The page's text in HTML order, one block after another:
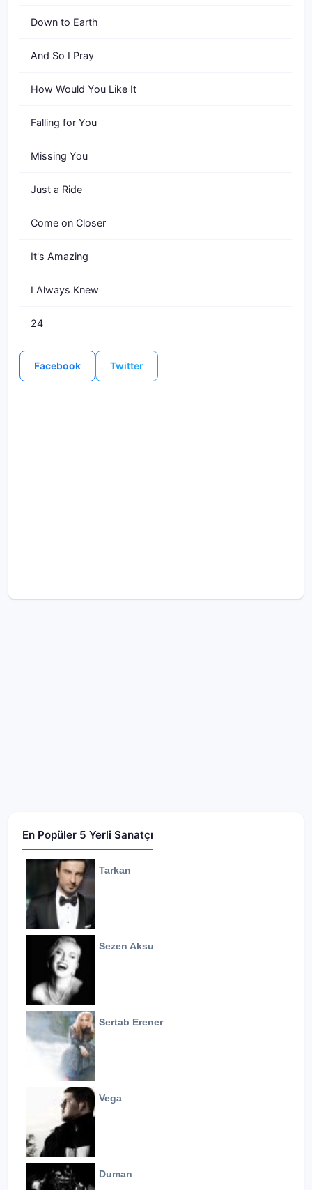
Down to Earth
And So I Pray
How Would You Like It
Falling for You
Missing You
Just a Ride
Come on Closer
It's Amazing
I Always Knew
24
Facebook Twitter
En Popüler 5 Yerli Sanatçı
Tarkan
Sezen Aksu
Sertab Erener
Vega
Duman